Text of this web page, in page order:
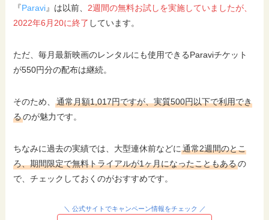
『Paravi』は以前、 2週間の無料お試しを実施していましたが、
2022年6月20に終了 しています。
ただ、毎月最新映画のレンタルにも使用できるParaviチケット
が550円分の配布は継続。
そのため、通常月額1,017円ですが、実質500円以下で利用でき
るのが魅力です。
ちなみに過去の実績では、大型連休前などに通常2週間のとこ
ろ、期間限定で無料トライアルが1ヶ月になったこともあるの
で、チェックしておくのがおすすめです。
＼ 公式サイトでキャンペーン情報をチェック ／